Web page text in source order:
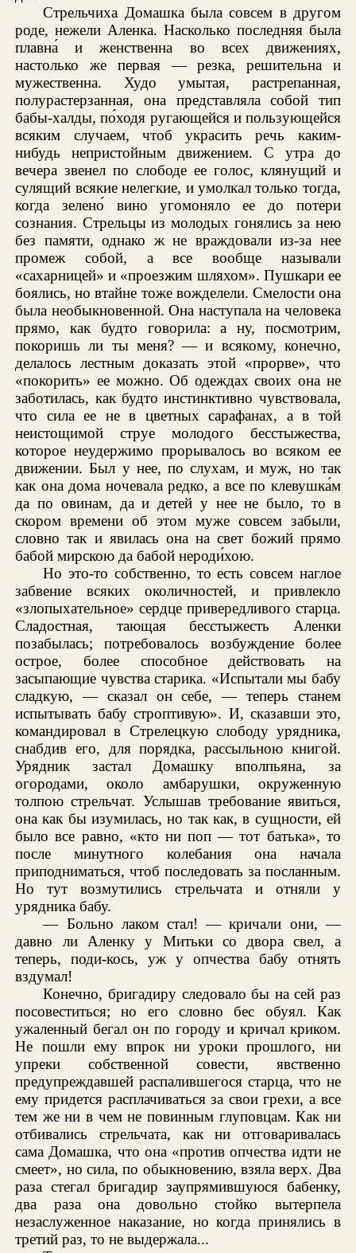
Стрельчиха Домашка была совсем в другом
роде, нежели Аленка. Насколько последняя была
плавна́ и женственна во всех движениях,
настолько же первая — резка, решительна и
мужественна. Худо умытая, растрепанная,
полурастерзанная, она представляла собой тип
бабы-халды, по́ходя ругающейся и пользующейся
всяким случаем, чтоб украсить речь каким-
нибудь непристойным движением. С утра до
вечера звенел по слободе ее голос, клянущий и
сулящий всякие нелегкие, и умолкал только тогда,
когда зелено́ вино угомоняло ее до потери
сознания. Стрельцы из молодых гонялись за нею
без памяти, однако ж не враждовали из-за нее
промеж собой, а все вообще называли
«сахарницей» и «проезжим шляхом». Пушкари ее
боялись, но втайне тоже вожделели. Смелости она
была необыкновенной. Она наступала на человека
прямо, как будто говорила: а ну, посмотрим,
покоришь ли ты меня? — и всякому, конечно,
делалось лестным доказать этой «прорве», что
«покорить» ее можно. Об одеждах своих она не
заботилась, как будто инстинктивно чувствовала,
что сила ее не в цветных сарафанах, а в той
неистощимой струе молодого бесстыжества,
которое неудержимо прорывалось во всяком ее
движении. Был у нее, по слухам, и муж, но так
как она дома ночевала редко, а все по клевушка́м
да по овинам, да и детей у нее не было, то в
скором времени об этом муже совсем забыли,
словно так и явилась она на свет божий прямо
бабой мирскою да бабой нероди́хою.
Но это-то собственно, то есть совсем наглое
забвение всяких околичностей, и привлекло
«злопыхательное» сердце привередливого старца.
Сладостная, тающая бесстыжесть Аленки
позабылась; потребовалось возбуждение более
острое, более способное действовать на
засыпающие чувства старика. «Испытали мы бабу
сладкую, — сказал он себе, — теперь станем
испытывать бабу строптивую». И, сказавши это,
командировал в Стрелецкую слободу урядника,
снабдив его, для порядка, рассыльною книгой.
Урядник застал Домашку вполпьяна, за
огородами, около амбарушки, окруженную
толпою стрельчат. Услышав требование явиться,
она как бы изумилась, но так как, в сущности, ей
было все равно, «кто ни поп — тот батька», то
после минутного колебания она начала
приподниматься, чтоб последовать за посланным.
Но тут возмутились стрельчата и отняли у
урядника бабу.
— Больно лаком стал! — кричали они, —
давно ли Аленку у Митьки со двора свел, а
теперь, поди-кось, уж у опчества бабу отнять
вздумал!
Конечно, бригадиру следовало бы на сей раз
посовеститься; но его словно бес обуял. Как
ужаленный бегал он по городу и кричал криком.
Не пошли ему впрок ни уроки прошлого, ни
упреки собственной совести, явственно
предупреждавшей распалившегося старца, что не
ему придется расплачиваться за свои грехи, а все
тем же ни в чем не повинным глуповцам. Как ни
отбивались стрельчата, как ни отговаривалась
сама Домашка, что она «против опчества идти не
смеет», но сила, по обыкновению, взяла верх. Два
раза стегал бригадир заупрямившуюся бабенку,
два раза она довольно стойко вытерпела
незаслуженное наказание, но когда принялись в
третий раз, то не выдержала...